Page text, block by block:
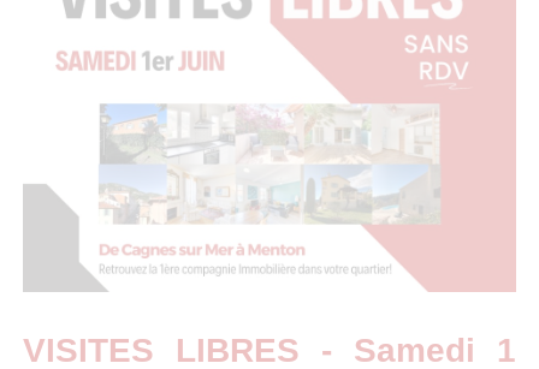
VISITES LIBRES - Samedi 1